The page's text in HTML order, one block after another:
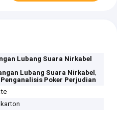
Lubang Suara Nirkabel
Lubang Suara Nirkabel,
Poker Perjudian